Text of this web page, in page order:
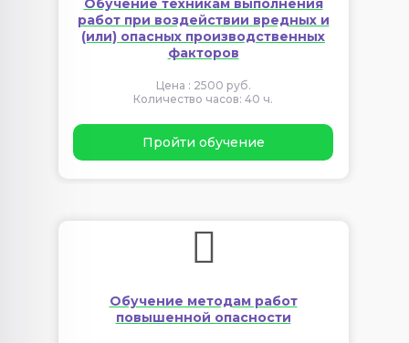
Обучение техникам выполнения
работ при воздействии вредных и
(или) опасных производственных
факторов
Цена : 2500 руб.
Количество часов: 40 ч.
Пройти обучение
Обучение методам работ
повышенной опасности